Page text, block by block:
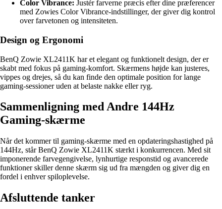
Color Vibrance: Justér farverne præcis efter dine præferencer
med Zowies Color Vibrance-indstillinger, der giver dig kontrol
over farvetonen og intensiteten.
Design og Ergonomi
BenQ Zowie XL2411K har et elegant og funktionelt design, der er
skabt med fokus på gaming-komfort. Skærmens højde kan justeres,
vippes og drejes, så du kan finde den optimale position for lange
gaming-sessioner uden at belaste nakke eller ryg.
Sammenligning med Andre 144Hz
Gaming-skærme
Når det kommer til gaming-skærme med en opdateringshastighed på
144Hz, står BenQ Zowie XL2411K stærkt i konkurrencen. Med sit
imponerende farvegengivelse, lynhurtige responstid og avancerede
funktioner skiller denne skærm sig ud fra mængden og giver dig en
fordel i enhver spiloplevelse.
Afsluttende tanker